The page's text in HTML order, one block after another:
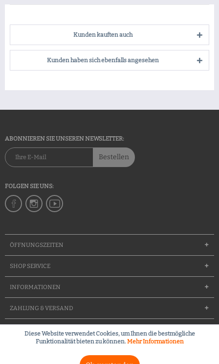
Kunden kauften auch
Kunden haben sich ebenfalls angesehen
ABONNIEREN SIE UNSEREN NEWSLETTER:
Bestellen
FOLGEN SIE UNS:
ÖFFNUNGSZEITEN
SHOP SERVICE
INFORMATIONEN
ZAHLUNG & VERSAND
Groessentabelle Team Waffenfuererschein Kontakt
Diese Website verwendet Cookies, um Ihnen die bestmögliche
Funktionalität bieten zu können.Mehr Informationen